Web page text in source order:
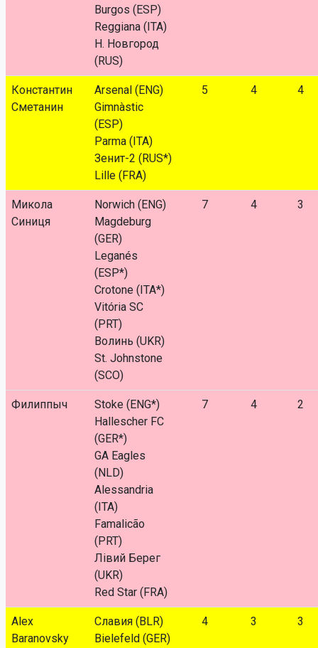
Burgos (ESP)
Reggiana (ITA)
Н. Новгород
(RUS)
Константин
Сметанин
Arsenal (ENG)
Gimnàstic
(ESP)
Parma (ITA)
Зенит-2 (RUS*)
Lille (FRA)
5 4 4
Микола
Синиця
Norwich (ENG)
Magdeburg
(GER)
Leganés
(ESP*)
Crotone (ITA*)
Vitória SC
(PRT)
Волинь (UKR)
St. Johnstone
(SCO)
7 4 3
Филиппыч
Stoke (ENG*)
Hallescher FC
(GER*)
GA Eagles
(NLD)
Alessandria
(ITA)
Famalicão
(PRT)
Лівий Берег
(UKR)
Red Star (FRA)
7 4 2
Alex
Baranovsky
Славия (BLR)
Bielefeld (GER)
4 3 3